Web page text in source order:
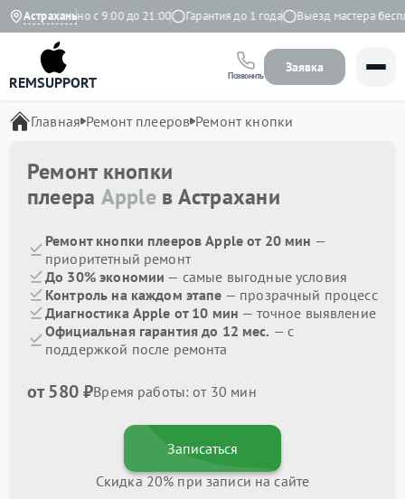
Астрахань
Ежедневно с 9:00 до 21:00 Гарантия до 1 года Выезд мастера
REMSUPPORT Позвонить
Заявка
Главная Ремонт плееров Ремонт кнопки
Ремонт кнопки
плеера Appleв Астрахани
Ремонт кнопки плееров Apple от 20 мин —
приоритетный ремонт
До 30% экономии — самые выгодные условия
Контроль на каждом этапе — прозрачный процесс
Диагностика Apple от 10 мин — точное выявление
Официальная гарантия до 12 мес. — с
поддержкой после ремонта
от 580 ₽Время работы: от 30 мин
Записаться
Скидка 20% при записи на сайте